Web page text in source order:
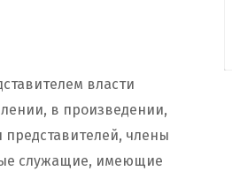
власти
в произведении,
представителей, члены
служащие, имеющие